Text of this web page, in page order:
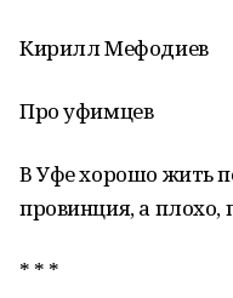
Кирилл Мефодиев
Про уфимцев
В Уфе хорошо жить
провинция, а плохо,
* * *